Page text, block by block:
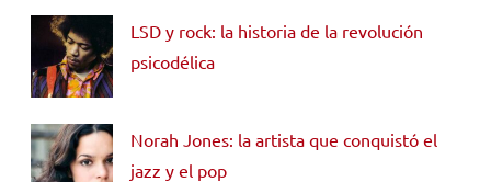
LSD y rock: la historia de la revolución
psicodélica
Norah Jones: la artista que conquistó el
jazz y el pop